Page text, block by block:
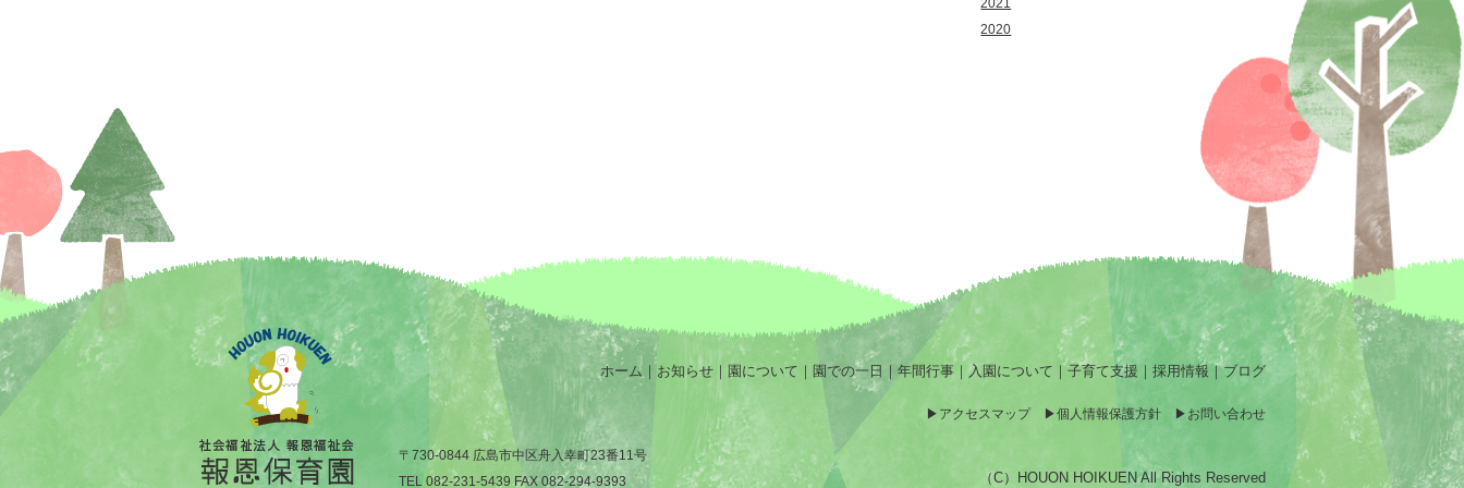
2021
2020
ホーム ｜ お知らせ ｜ 園について ｜ 園での一日 ｜ 年間行事 ｜ 入園について ｜ 子育て支援 ｜ 採用情報 ｜ブログ
アクセスマップ 個人情報保護方針 お問い合わせ
（C）HOUON HOIKUEN All Rights Reserved
〒730-0844 広島市中区舟入幸町23番11号
TEL 082-231-5439 FAX 082-294-9393